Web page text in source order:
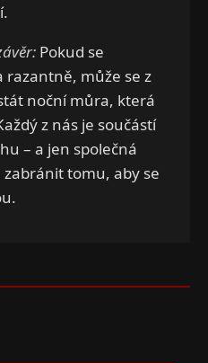
Pokud se
razantně, může se z
noční můra, která
z nás je součástí
– a jen společná
tomu, aby se